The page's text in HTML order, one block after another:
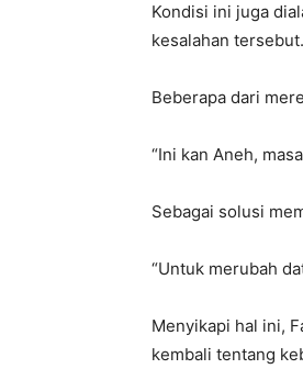
Kondisi ini juga
kesalahan tersebut.
Beberapa dari
“Ini kan Aneh,
Sebagai solusi
“Untuk merubah
Menyikapi hal ini,
kembali tentang